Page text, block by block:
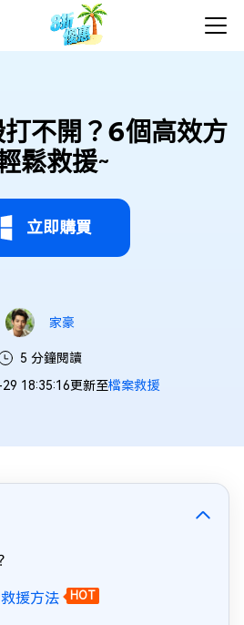
不開？6個高效方
鬆救援~
立即購買
家豪
5 分鐘閱讀
18:35:16更新至檔案救援
援方法 HOT